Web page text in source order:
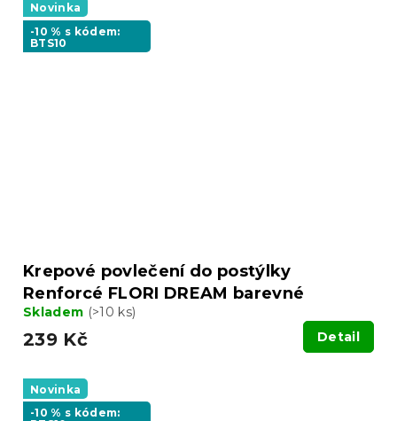
Novinka
-10 % s kódem:
BTS10
Krepové povlečení do postýlky
Renforcé FLORI DREAM barevné
Skladem (>10 ks)
239 Kč Detail
Novinka
-10 % s kódem: